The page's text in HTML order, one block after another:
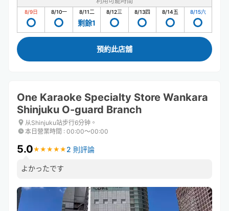
8/9日 8/10一 8/11二
剩餘1
8/12三 8/13四 8/14五 8/15六
預約此店舖
One Karaoke Specialty Store Wankara
Shinjuku O-guard Branch
从Shinjuku站步行6分钟。
本日營業時間 : 00:00〜00:00
5.0★ ★ ★ ★ ★
★ ★ ★ ★ ★ 2 則評論
よかったです